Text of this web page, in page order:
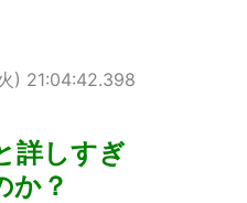
) 21:04:42.398
詳しすぎ
か？